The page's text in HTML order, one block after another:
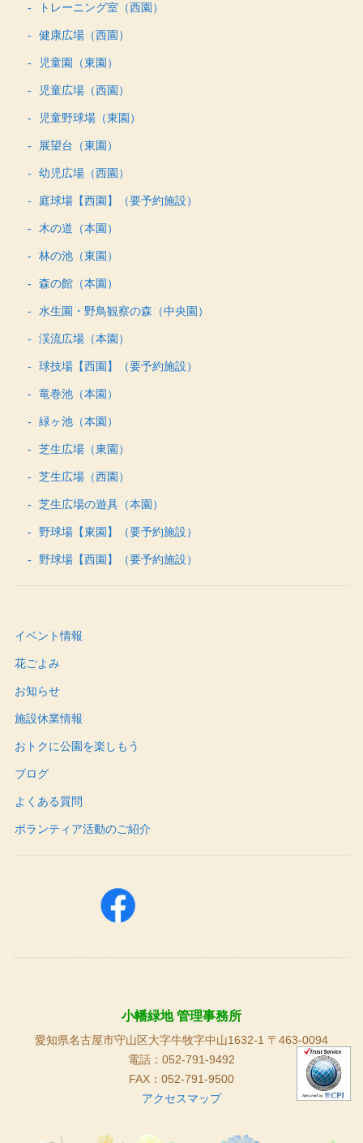
トレーニング室（西園）
健康広場（西園）
児童園（東園）
児童広場（西園）
児童野球場（東園）
展望台（東園）
幼児広場（西園）
庭球場【西園】（要予約施設）
木の道（本園）
林の池（東園）
森の館（本園）
水生園・野鳥観察の森（中央園）
渓流広場（本園）
球技場【西園】（要予約施設）
竜巻池（本園）
緑ヶ池（本園）
芝生広場（東園）
芝生広場（西園）
芝生広場の遊具（本園）
野球場【東園】（要予約施設）
野球場【西園】（要予約施設）
イベント情報
花ごよみ
お知らせ
施設休業情報
おトクに公園を楽しもう
ブログ
よくある質問
ボランティア活動のご紹介
小幡緑地 管理事務所
愛知県名古屋市守山区大字牛牧字中山1632-1 〒463-0094
電話：052-791-9492
FAX：052-791-9500
アクセスマップ